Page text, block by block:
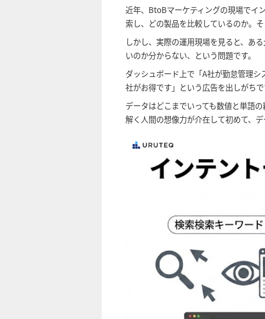
近年、BtoBマーケティングの現場でイ
索し、どの製品を比較しているのか。
しかし、実際の運用現場を見ると、あ
いのか分からない、という問題です。
ダッシュボード上で「A社が勤怠管理
社がお得です」という広告を出しがち
データはどこまでいっても数値と単語
解く人間の想像力が介在して初めて、